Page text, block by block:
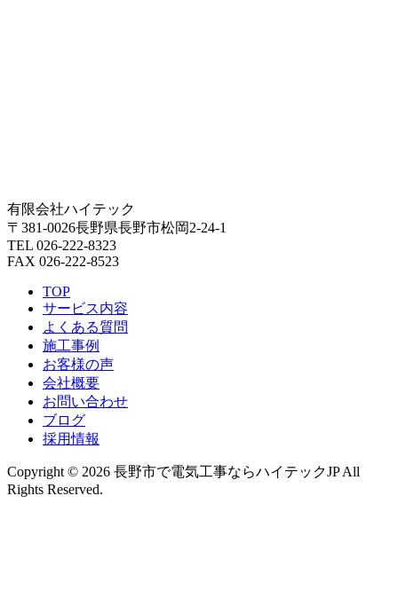
有限会社ハイテック
〒381-0026長野県長野市松岡2-24-1
TEL 026-222-8323
FAX 026-222-8523
TOP
サービス内容
よくある質問
施工事例
お客様の声
会社概要
お問い合わせ
ブログ
採用情報
Copyright © 2026 長野市で電気工事ならハイテックJP All
Rights Reserved.